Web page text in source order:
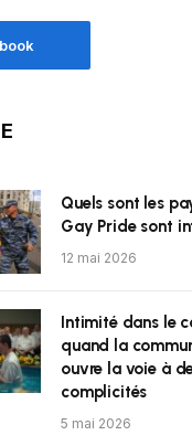
Quels sont les
Gay Pride sont
12 mai 2026
Intimité dans le
quand la
ouvre la voie à
complicités
5 mai 2026